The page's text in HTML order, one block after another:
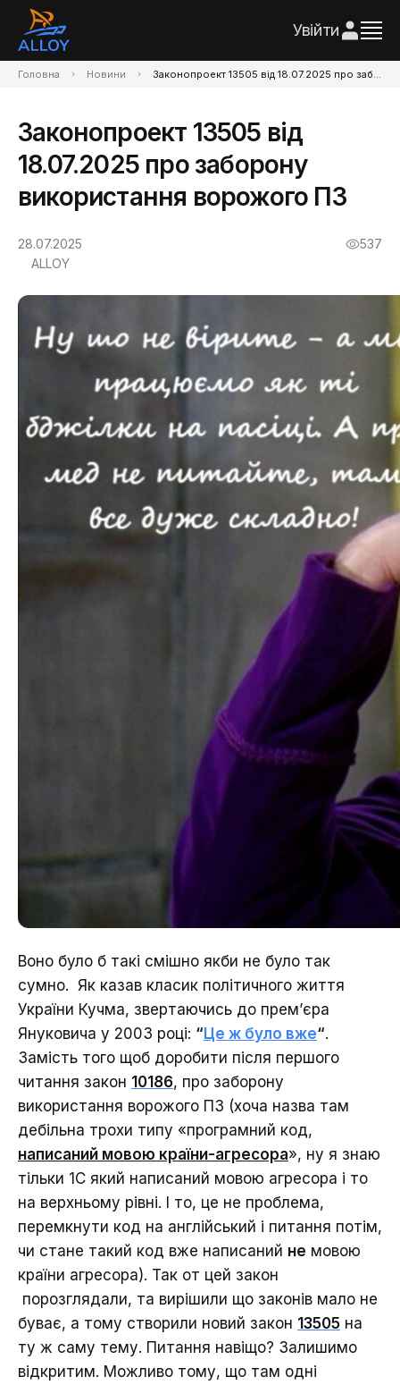
Увійти
Головна Новини Законопроект 13505 від 18.07.2025 про заборону використання ворожого ПЗ
Законопроект 13505 від
18.07.2025 про заборону
використання ворожого ПЗ
28.07.2025
ALLOY
537
Воно було б такі смішно якби не було так
сумно. Як казав класик політичного життя
України Кучма, звертаючись до прем’єра
Януковича у 2003 році: “ Це ж було вже“.
Замість того щоб доробити після першого
читання закон 10186, про заборону
використання ворожого ПЗ (хоча назва там
дебільна трохи типу «програмний код,
написаний мовою країни-агресора», ну я знаю
тільки 1С який написаний мовою агресора і то
на верхньому рівні. І то, це не проблема,
перемкнути код на англійський і питання потім,
чи стане такий код вже написаний не мовою
країни агресора). Так от цей закон
порозглядали, та вирішили що законів мало не
буває, а тому створили новий закон 13505 на
ту ж саму тему. Питання навіщо? Залишимо
відкритим. Можливо тому, що там одні